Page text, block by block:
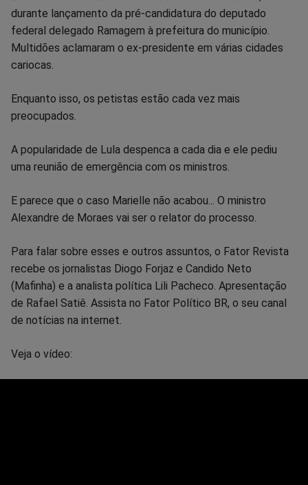
no
Facebook
no
no
no
no
no
durante lançamento da pré-candidatura do deputado
federal delegado Ramagem à prefeitura do município.
Multidões aclamaram o ex-presidente em várias cidades
cariocas.
Enquanto isso, os petistas estão cada vez mais
preocupados.
A popularidade de Lula despenca a cada dia e ele pediu
uma reunião de emergência com os ministros.
E parece que o caso Marielle não acabou... O ministro
Alexandre de Moraes vai ser o relator do processo.
Para falar sobre esses e outros assuntos, o Fator Revista
recebe os jornalistas Diogo Forjaz e Candido Neto
(Mafinha) e a analista política Lili Pacheco. Apresentação
de Rafael Satiê. Assista no Fator Político BR, o seu canal
de notícias na internet.
Veja o vídeo: